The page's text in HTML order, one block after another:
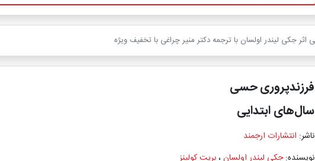
جکی لیندر اولسان با ترجمه دکتر منیر چراغی با تخفیف ویژه
فرزندپروری حسی
سال‌های ابتدایی
ناشر: انتشارات ارجمند
نویسنده:جکی لیندر اولسان،بریت کولینز